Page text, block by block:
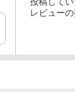
投稿して
レビュー